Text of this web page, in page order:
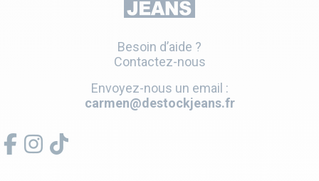
Besoin d’aide ?
Contactez-nous
Envoyez-nous un email :
carmen@destockjeans.fr